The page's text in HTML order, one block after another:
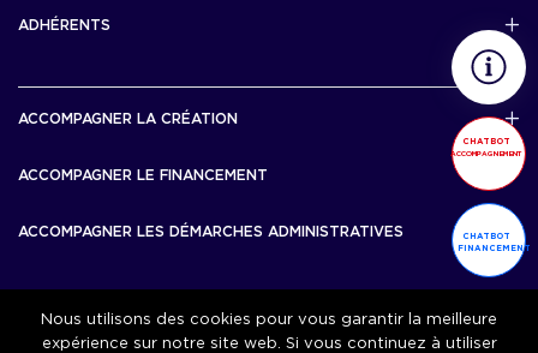
CHATBOT
ACCOMPAGNEMENT
CHATBOT
FINANCEMENT
ADHÉRENTS
ACCOMPAGNER LA CRÉATION
ACCOMPAGNER LE FINANCEMENT
ACCOMPAGNER LES DÉMARCHES ADMINISTRATIVES
ACCOMPAGNER LA CROISSANCE
Nous utilisons des cookies pour vous garantir la meilleure
expérience sur notre site web. Si vous continuez à utiliser